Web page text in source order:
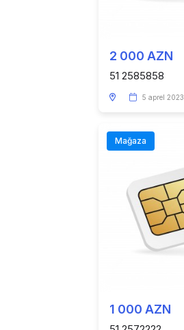
2 000 AZN
51 2585858
5 aprel 2023
Mağaza
1 000 AZN